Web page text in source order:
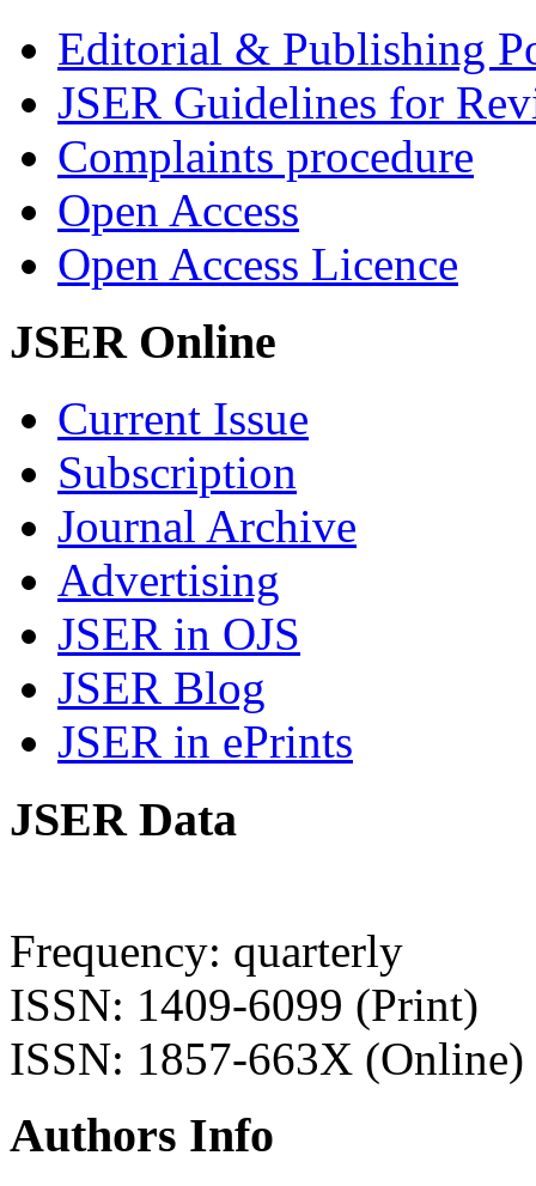
Editorial & Publishing
JSER Guidelines for
Complaints procedure
Open Access
Open Access Licence
JSER Online
Current Issue
Subscription
Journal Archive
Advertising
JSER in OJS
JSER Blog
JSER in ePrints
JSER Data
Frequency: quarterly
ISSN: 1409-6099 (Print)
ISSN: 1857-663X (Online)
Authors Info